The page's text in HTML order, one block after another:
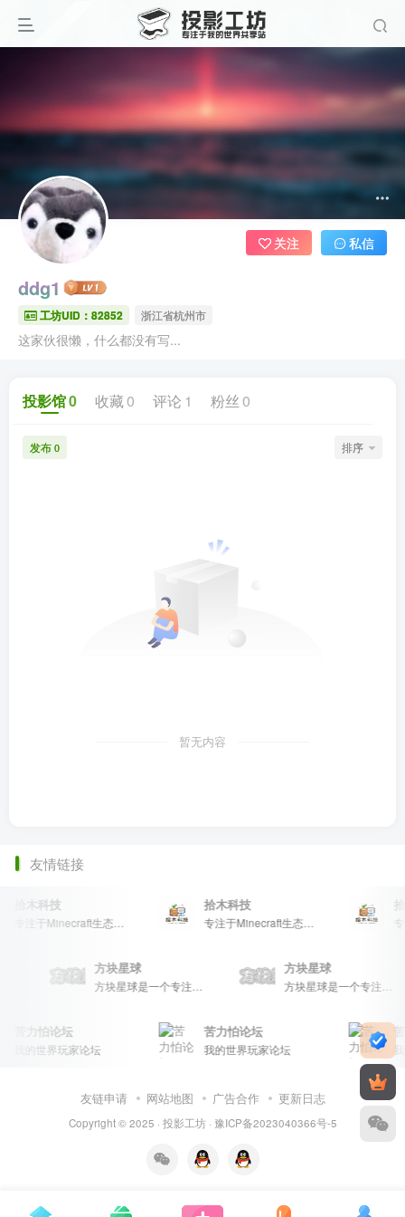
ddg1
工坊UID：82852 浙江省杭州市
这家伙很懒，什么都没有写...
关注 私信
投影馆0 收藏 0 评论 1 粉丝 0
发布 0 排序
暂无内容
友情链接
拾木科技
专注于Minecraft生态建设
拾木科技
专注于Minecraft生态建设
方块星球
方块星球是一个专注于我的世界的中文论坛，提供丰富的资源分享、玩家交流和创意展示，包括地图、皮肤、数据包等内容，打造Minecraft玩家的专属社区乐园！
方块星球
方块星球是一个专注于我的世界的中文论坛，提供丰富的资源分享、玩家交流和创意展示，包括地图、皮肤、数据包等内容，打造Minecraft玩家的专属社区乐园！
苦力怕论坛
我的世界玩家论坛
苦力怕论坛
我的世界玩家论坛
友链申请 网站地图 广告合作 更新日志
Copyright © 2025 · 投影工坊· 豫ICP备2023040366号-5